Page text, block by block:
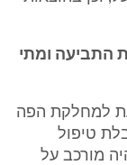
התביעה ומתי
פנתה התובעת למחלקת הפה
טיפול
מורכב על